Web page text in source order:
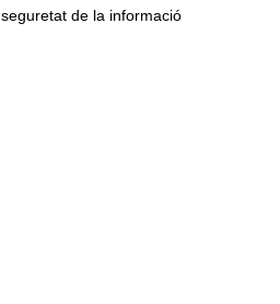
seguretat de la informació